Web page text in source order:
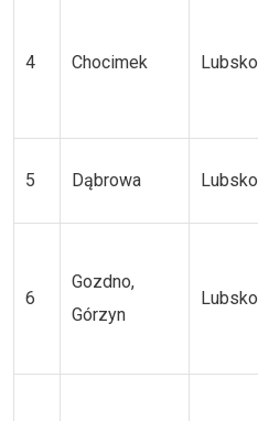
4 Chocimek Lubsko
5 Dąbrowa Lubsko
6
Gozdno,
Górzyn
Lubsko